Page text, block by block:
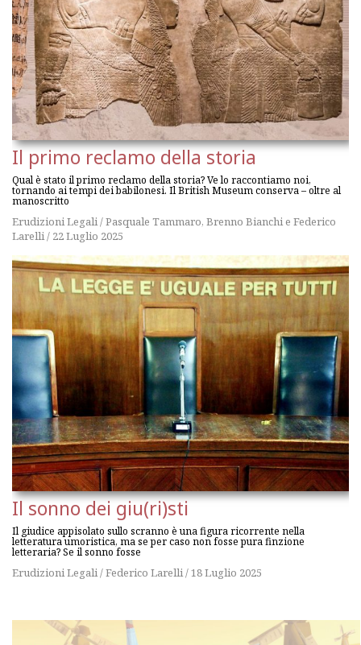
Il primo reclamo della storia
Qual è stato il primo reclamo della storia? Ve lo raccontiamo noi,
tornando ai tempi dei babilonesi. Il British Museum conserva – oltre al
manoscritto
Erudizioni Legali/Pasquale Tammaro, Brenno Bianchie Federico
Larelli/ 22 Luglio 2025
Il sonno dei giu(ri)sti
Il giudice appisolato sullo scranno è una figura ricorrente nella
letteratura umoristica, ma se per caso non fosse pura finzione
letteraria? Se il sonno fosse
Erudizioni Legali/Federico Larelli/18 Luglio 2025